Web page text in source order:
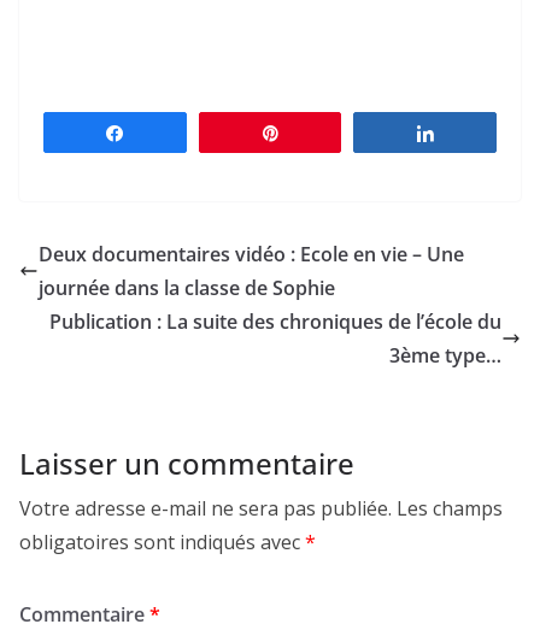
Deux documentaires vidéo : Ecole en vie – Une
journée dans la classe de Sophie
Publication : La suite des chroniques de l’école du
3ème type…
Laisser un commentaire
Votre adresse e-mail ne sera pas publiée. Les champs
obligatoires sont indiqués avec*
Commentaire*